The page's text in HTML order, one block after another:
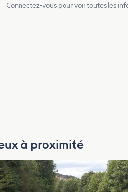
Connectez-vous pour voir toutes les
à proximité